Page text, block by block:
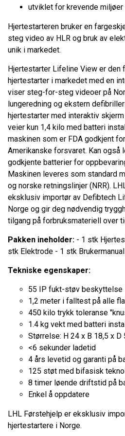
utviklet for krevende miljøer
Hjertestarteren bruker en
steg video av HLR og bruk av
unik i markedet.
Hjertestarter Lifeline View er den
hjertestarter i markedet med en
viser steg-for-steg videoer på
lungeredning og ekstern
hjertestarter med interaktiv
veier kun 1,4 kilo med batteri
maskinen som er FDA godkjent
Amerikanske forsvaret. Kan også
godkjente batterier for
Maskinen leveres som standard
og norske retningslinjer (NRR).
eksklusiv importør av Defibtech
Norge og gir deg nødvendig
tilgang på forbruksmateriell over
Pakken ineholder: - 1 stk
stk Elektrode - 1 stk
Tekniske egenskaper:
55 IP fukt-støv beskyttelse
1,2 meter i falltest på alle
450 kilo trykk toleranse
1.4 kg vekt med batteri
Størrelse: H 24 x B 18,5 x D
<6 sekunder ladetid
4 års levetid og garanti på
125 støt med bifasisk
8 timer løende driftstid på
Enkel å oppdatere
LHL Førstehjelp er eksklusiv
hjertestartere i Norge.